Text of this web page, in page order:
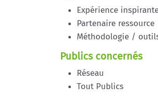
Expérience
Partenaire ressource
Méthodologie /
Publics concernés
Réseau
Tout Publics